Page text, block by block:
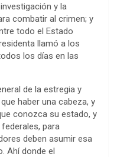
y la
combatir al crimen; y
todo el Estado
llamó a los
los días en las
de la estregia y
haber una cabeza, y
conozca su estado, y
para
deben asumir esa
Ahí donde el